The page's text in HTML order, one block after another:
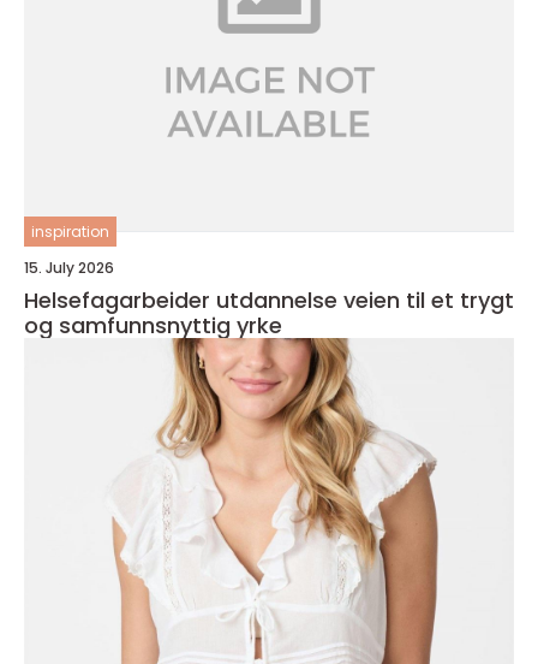
inspiration
15. July 2026
Helsefagarbeider utdannelse veien til et trygt
og samfunnsnyttig yrke